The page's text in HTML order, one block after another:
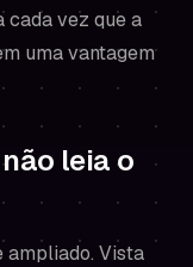
cada vez que a
uma vantagem
leia o
ampliado. Vista